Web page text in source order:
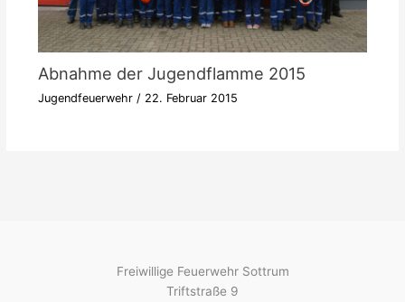
Abnahme der Jugendflamme 2015
Jugendfeuerwehr/ 22. Februar 2015
Freiwillige Feuerwehr Sottrum
Triftstraße 9